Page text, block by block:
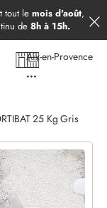
tout le mois d'août,
de 8h à 15h.
Aix-en-Provence
...
25 Kg Gris